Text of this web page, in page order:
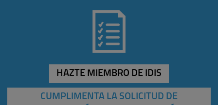
HAZTE MIEMBRO DE IDIS
CUMPLIMENTA LA SOLICITUD DE